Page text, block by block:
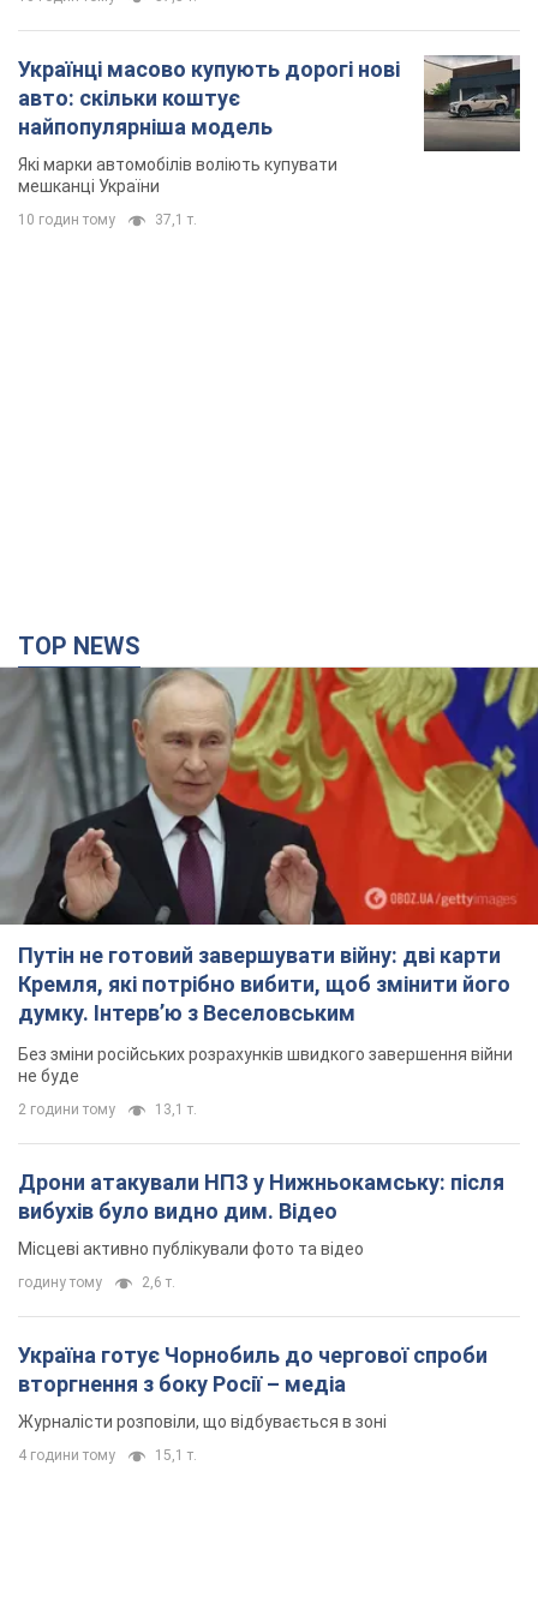
Путін не готовий завершувати війну: дві карти
Кремля, які потрібно вибити, щоб змінити його
думку. Інтерв’ю з Веселовським
Без зміни російських розрахунків швидкого завершення війни
не буде
13,1 т.
Дрони атакували НПЗ у Нижньокамську: після
вибухів було видно дим. Відео
годину тому
Україна готує Чорнобиль до чергової спроби
вторгнення з боку Росії – медіа
Журналісти розповіли, що відбувається в зоні
4 години тому 15,1 т.